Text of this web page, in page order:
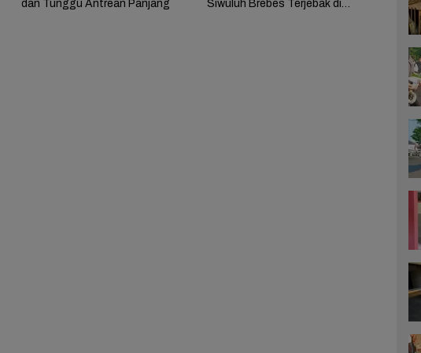
dan Tunggu Antrean Panjang
Siwuluh Brebes Terjebak di